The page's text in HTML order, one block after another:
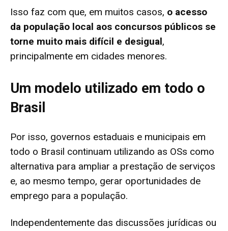
Isso faz com que, em muitos casos, o acesso
da população local aos concursos públicos se
torne muito mais difícil e desigual,
principalmente em cidades menores.
Um modelo utilizado em todo o
Brasil
Por isso, governos estaduais e municipais em
todo o Brasil continuam utilizando as OSs como
alternativa para ampliar a prestação de serviços
e, ao mesmo tempo, gerar oportunidades de
emprego para a população.
Independentemente das discussões jurídicas ou